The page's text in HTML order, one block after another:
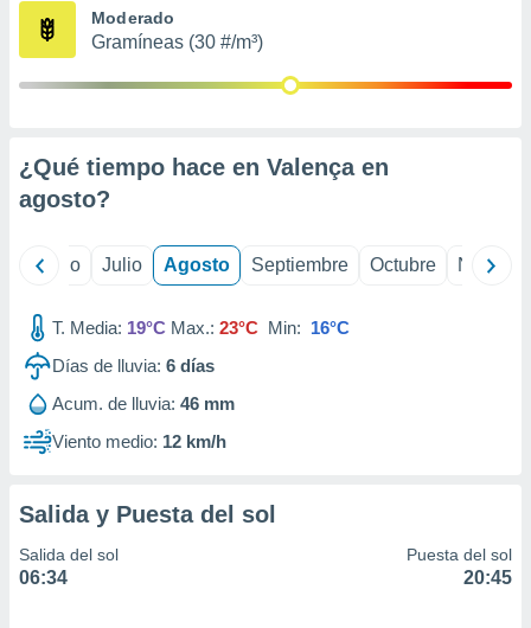
publicidad
1199
Moderado
Gramíneas (30 #/m³)
¿Qué tiempo hace en Valença en
agosto?
Junio Julio Agosto Septiembre Octubre
T. Media: 19°C Max.: 23°C Min: 16°C
Días de lluvia: 6 días
Acum. de lluvia: 46 mm
Viento medio: 12 km/h
Salida y Puesta del sol
Salida del sol
06:34
Puesta del sol
20:45